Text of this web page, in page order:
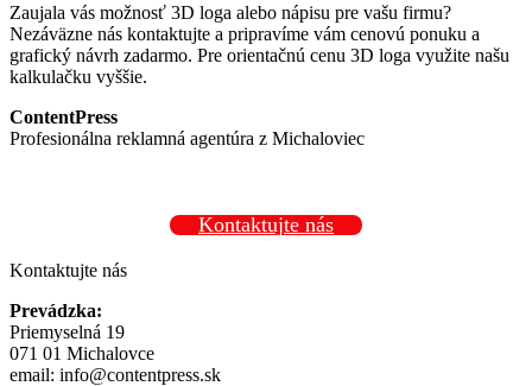
Zaujala vás možnosť 3D loga alebo nápisu pre vašu firmu?
Nezáväzne nás kontaktujte a pripravíme vám cenovú ponuku a
grafický návrh zadarmo. Pre orientačnú cenu 3D loga využite našu
kalkulačku vyššie.
ContentPress
Profesionálna reklamná agentúra z Michaloviec
Kontaktujte nás
Kontaktujte nás
Prevádzka:
Priemyselná 19
071 01 Michalovce
email: info@contentpress.sk